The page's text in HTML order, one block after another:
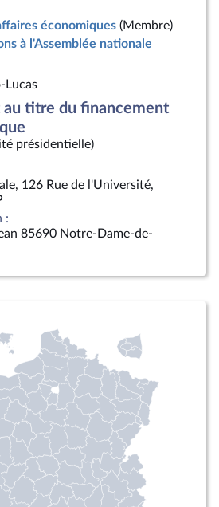
économiques (Membre)
à l'Assemblée nationale
Lucas
au titre du financement
présidentielle)
126 Rue de l'Université,
:
85690 Notre-Dame-de-